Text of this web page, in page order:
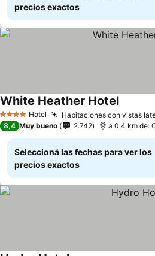
precios exactos
4 EstrellasHotel Habitaciones con vistas
White Heather Hotel
8,4 Muy bueno 2.742
Seleccioná las fechas para ver los
precios exactos